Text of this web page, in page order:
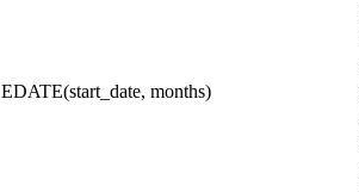
EDATE(start_date, months)